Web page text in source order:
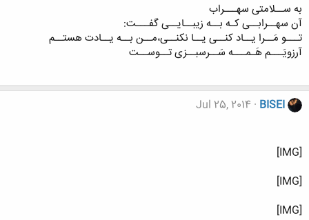
به ســلامتی سهـــراب
آن سهــرابــی کـه بــه زیبــایــی گفـــت:
تـــو مَــرا یــاد کنــی یــا نکنــی،مــن بــه یــادت هستــم
آرزویَـــم هَـمـــه سَــرسبــزی تــوســت
BISEI
Jul 25, 2014
[IMG]
[IMG]
[IMG]